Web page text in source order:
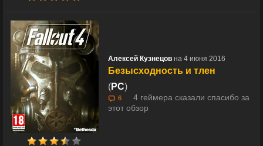
Алексей Кузнецов на 4 июня 2016
Безысходность и тлен
(PC)
6
4 геймера сказали спасибо за
этот обзор